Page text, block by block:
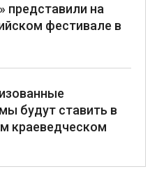
представили на
фестивале в
будут ставить в
краеведческом